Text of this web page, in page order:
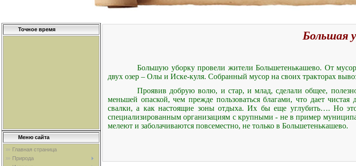
Точное время
Меню сайта
Главная страница
Природа
Большая
Большую уборку провели жители Большетенькашево. От
двух озер – Олы и Иске-куля. Собранный мусор на своих тракторах
Проявив добрую волю, и стар, и млад, сделали общее,
меньшей опаской, чем прежде пользоваться благами, что дает
свалки, а как настоящие зоны отдыха. Их бы еще углубить…. Но
специализированным организациям с крупными - не в пример
мелеют и заболачиваются повсеместно, не только в Большетенькашево.